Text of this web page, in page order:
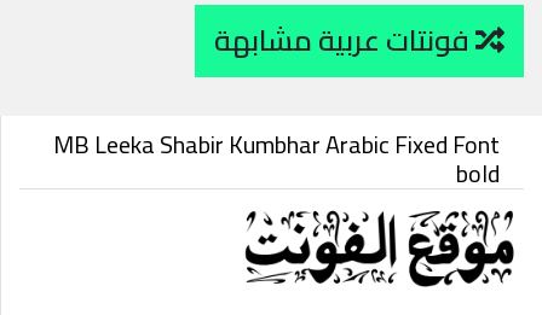
MB Leeka Shabir Kumbhar Arabic Fixed Font
bold